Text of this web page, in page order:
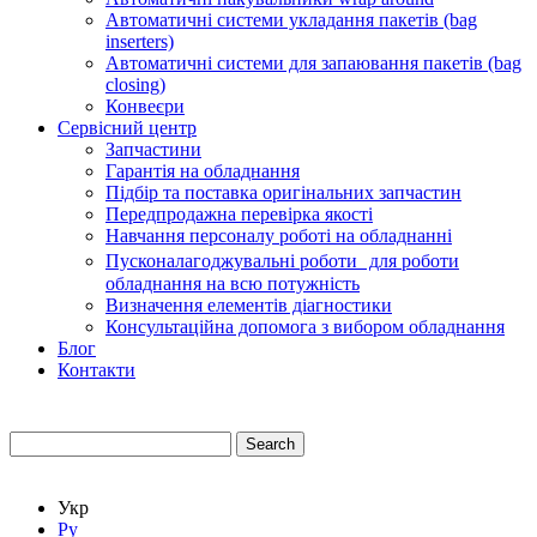
Автоматичні системи укладання пакетів (bag
inserters)
Автоматичні системи для запаювання пакетів (bag
closing)
Конвеєри
Сервісний центр
Запчастини
Гарантія на обладнання
Підбір та поставка оригінальних запчастин
Передпродажна перевірка якості
Навчання персоналу роботі на обладнанні
Пусконалагоджувальні роботи для роботи
обладнання на всю потужність
Визначення елементів діагностики
Консультаційна допомога з вибором обладнання
Блог
Контакти
Search
Укр
Ру